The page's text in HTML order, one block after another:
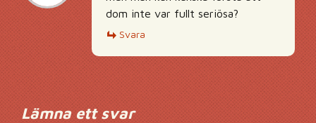
dom inte var fullt seriösa?
Svara
Lämna ett svar